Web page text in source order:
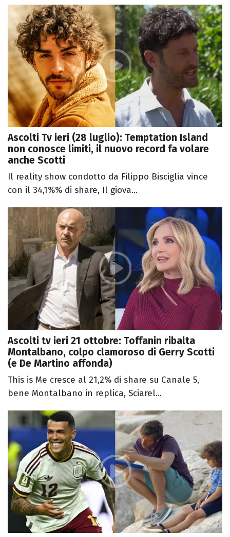
Ascolti Tv ieri (28 luglio): Temptation Island
non conosce limiti, il nuovo record fa volare
anche Scotti
Il reality show condotto da Filippo Bisciglia vince
con il 34,1%% di share, Il giova...
Ascolti tv ieri 21 ottobre: Toffanin ribalta
Montalbano, colpo clamoroso di Gerry Scotti
(e De Martino affonda)
This is Me cresce al 21,2% di share su Canale 5,
bene Montalbano in replica, Sciarel...